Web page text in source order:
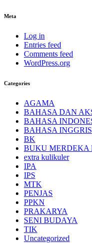
Meta
Log in
Entries feed
Comments feed
WordPress.org
Categories
AGAMA
BAHASA DAN
BAHASA
BAHASA INGGRIS
BK
BUKU MERDEKA
extra kulikuler
IPA
IPS
MTK
PENJAS
PPKN
PRAKARYA
SENI BUDAYA
TIK
Uncategorized